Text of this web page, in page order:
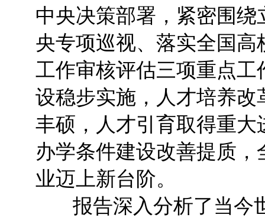
中央决策部署，紧密围
央专项巡视、落实全国
工作审核评估三项重点
设稳步实施，人才培养
丰硕，人才引育取得重
办学条件建设改善提质
业迈上新台阶。
报告深入分析了当今